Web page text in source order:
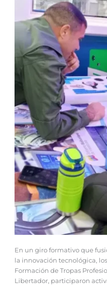
En un giro formativo que
la innovación tecnológica,
Formación de Tropas
Libertador, participaron